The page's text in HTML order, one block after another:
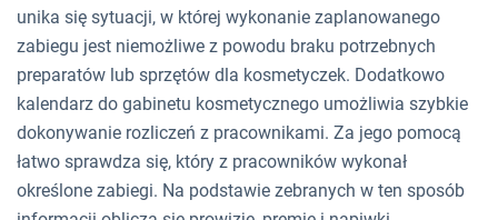
unika się sytuacji, w której wykonanie zaplanowanego
zabiegu jest niemożliwe z powodu braku potrzebnych
preparatów lub sprzętów dla kosmetyczek. Dodatkowo
kalendarz do gabinetu kosmetycznego umożliwia szybkie
dokonywanie rozliczeń z pracownikami. Za jego pomocą
łatwo sprawdza się, który z pracowników wykonał
określone zabiegi. Na podstawie zebranych w ten sposób